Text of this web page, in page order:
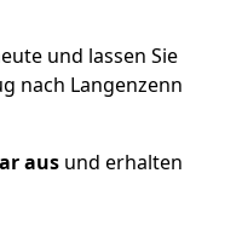
und lassen Sie
nach Langenzenn
aus und erhalten